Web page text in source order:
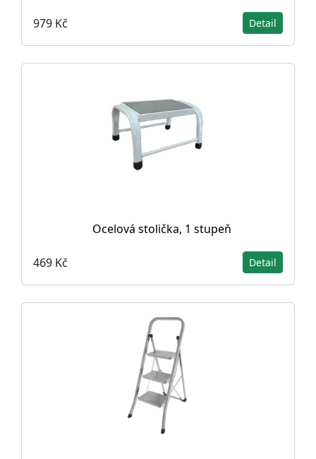
979 Kč Detail
Ocelová stolička, 1 stupeň
469 Kč Detail